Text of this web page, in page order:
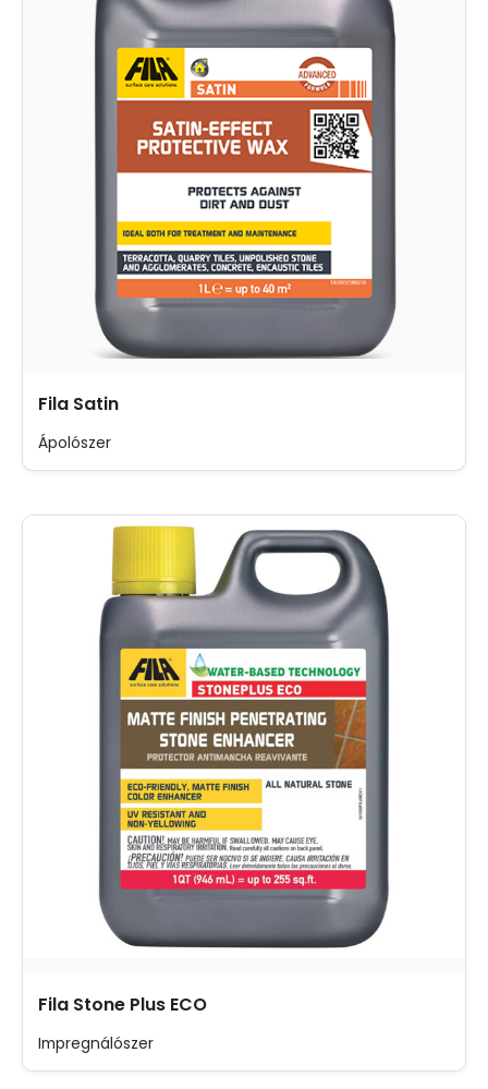
Fila Satin
Ápolószer
Fila Stone Plus ECO
Impregnálószer